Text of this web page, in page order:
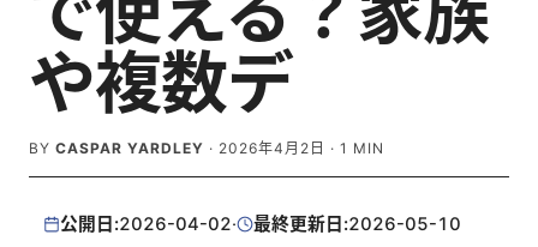
や複数デ
BY CASPAR YARDLEY · 2026年4月2日 · 1 MIN
公開日:2026-04-02· 最終更新日:2026-05-10